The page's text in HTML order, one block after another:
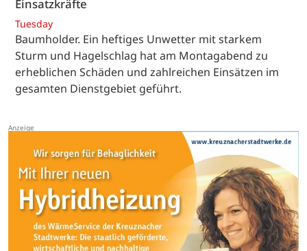
Einsatzkräfte
Tuesday
Baumholder. Ein heftiges Unwetter mit starkem
Sturm und Hagelschlag hat am Montagabend zu
erheblichen Schäden und zahlreichen Einsätzen im
gesamten Dienstgebiet geführt.